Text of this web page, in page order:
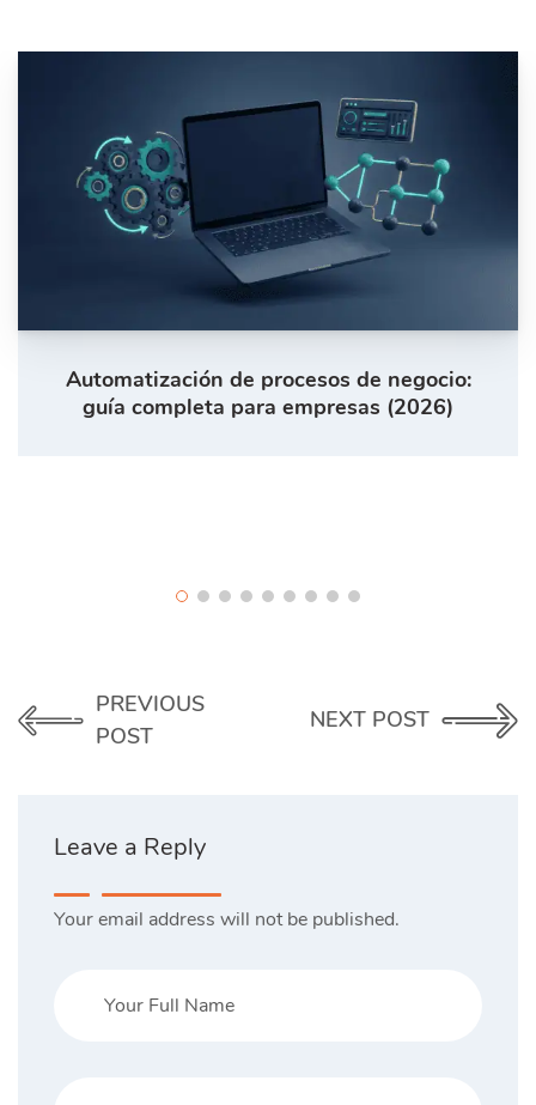
Automatización de procesos de negocio:
guía completa para empresas (2026)
PREVIOUS
POST
NEXT POST
Leave a Reply
Your email address will not be published.